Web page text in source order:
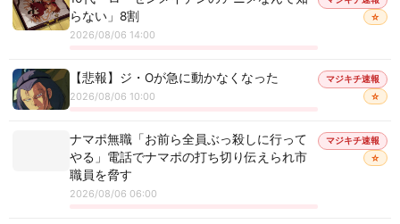
らない」8割
2026/08/06 14:00
☆
【悲報】ジ・Oが急に動かなくなった
2026/08/06 10:00
マジキチ速報
☆
ナマポ無職「お前ら全員ぶっ殺しに行って
やる」電話でナマポの打ち切り伝えられ市
職員を脅す
2026/08/06 06:00
マジキチ速報
☆